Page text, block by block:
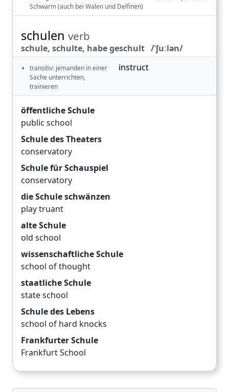
Schwarm (auch bei Walen und Delfinen)
schulen verb
schule, schulte, habe geschult /ˈʃuːlən/
transitiv: jemanden in einer
Sache unterrichten,
trainieren
instruct
öffentliche Schule
public school
Schule des Theaters
conservatory
Schule für Schauspiel
conservatory
die Schule schwänzen
play truant
alte Schule
old school
wissenschaftliche Schule
school of thought
staatliche Schule
state school
Schule des Lebens
school of hard knocks
Frankfurter Schule
Frankfurt School